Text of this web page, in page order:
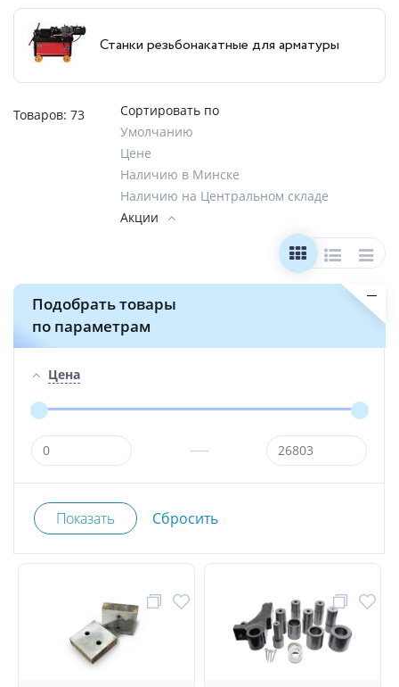
Станки резьбонакатные для арматуры
Товаров: 73
Сортировать по
Умолчанию
Цене
Наличию в Минске
Наличию на Центральном складе
Акции
Подобрать товары
по параметрам
Цена